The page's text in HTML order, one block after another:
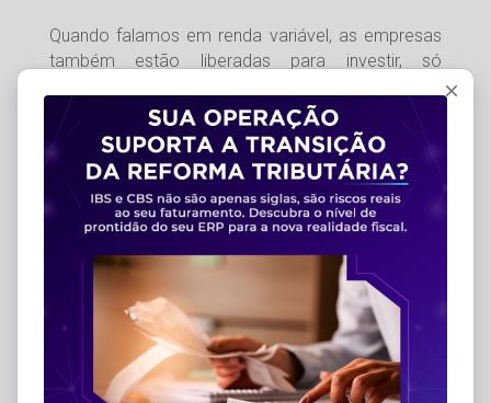
Quando falamos em renda variável, as empresas
também estão liberadas para investir, só
elevados. Aqui, a diferença para pessoa física é
que a empresa não está isenta de nenhum
imposto nas operações comuns de ações. E,
justamente por isso, deve ficar atenta para não
“pagar para investir”.
3 – Escolha o melhor tipo de
investimento
Diante do que falamos, o melhor investimento
acaba sendo aquele que se ajusta às
necessidades do seu negócio. Por isso, na hora
de escolher, siga o planejamento estratégico que